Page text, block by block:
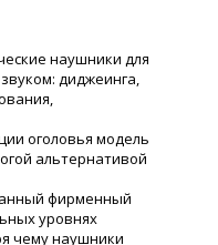
наушники для
диджеинга,
оголовья модель
альтернативой
фирменный
уровнях
чему наушники